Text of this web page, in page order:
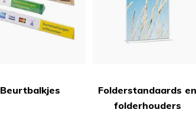
Beurtbalkjes
Folderstandaards en
folderhouders